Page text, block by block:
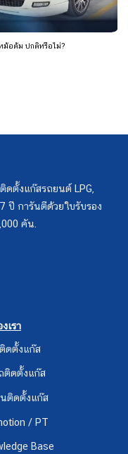
ม้อต้ม ปกติหรือไม่?
ดตั้งแก๊สรถยนต์ LPG,
ปี การันตีด้วยใบรับรอง
คัน.
เรา
ดตั้งแก๊ส
ติดตั้งแก๊ส
ติดตั้งแก๊ส
/ PT
Base